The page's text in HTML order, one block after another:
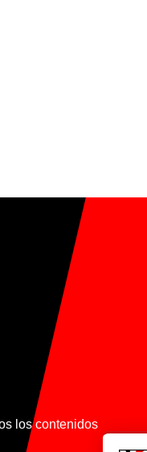
los contenidos